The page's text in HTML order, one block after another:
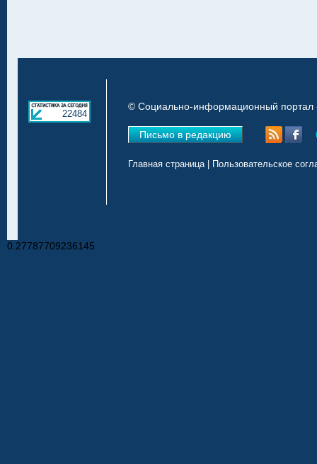
22484
© Социально-информационный портал
Письмо в редакцию
Главная страница| Пользовательское
0.27787709236145